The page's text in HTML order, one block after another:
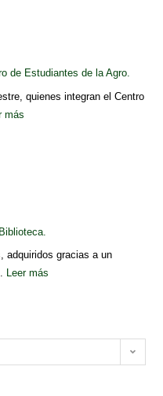
de Estudiantes de la Agro.
quienes integran el Centro
más
adquiridos gracias a un
Leer más